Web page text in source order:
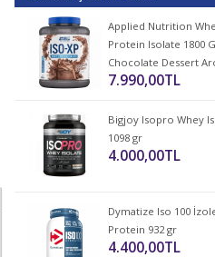
Applied Nutrition
Protein Isolate 1800
Chocolate Dessert
7.990,00TL
Bigjoy Isopro Whey
1098 gr
4.000,00TL
Dymatize Iso 100
Protein 932 gr
4.400,00TL